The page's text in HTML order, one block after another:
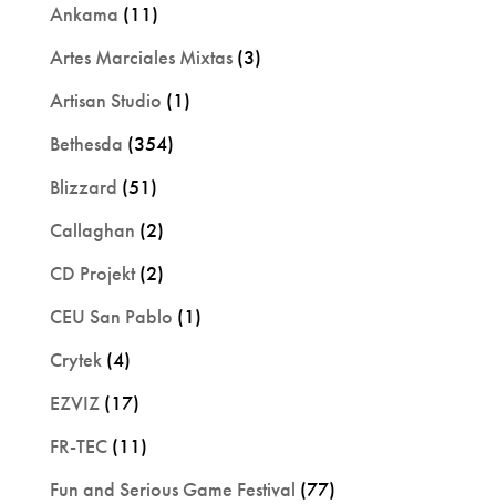
Ankama (11)
Artes Marciales Mixtas(3)
Artisan Studio (1)
Bethesda (354)
Blizzard (51)
Callaghan (2)
CD Projekt(2)
CEU San Pablo (1)
Crytek(4)
EZVIZ(17)
FR-TEC(11)
Fun and Serious Game Festival (77)